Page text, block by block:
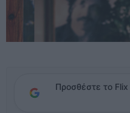
Προσθέστε το Flix